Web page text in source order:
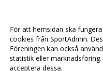
För att hemsidan ska
cookies från SportAdmin.
Föreningen kan också
statistik eller
acceptera dessa.